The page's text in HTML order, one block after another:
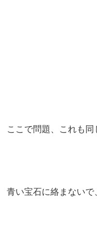
ここで問題、これも同
青い宝石に絡まない